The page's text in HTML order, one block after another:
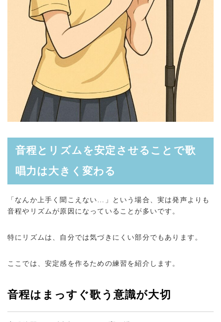
音程とリズムを安定させることで歌
唱力は大きく変わる
「なんか上手く聞こえない…」という場合、実は発声よりも
音程やリズムが原因になっていることが多いです。
特にリズムは、自分では気づきにくい部分でもあります。
ここでは、安定感を作るための練習を紹介します。
音程はまっすぐ歌う意識が大切